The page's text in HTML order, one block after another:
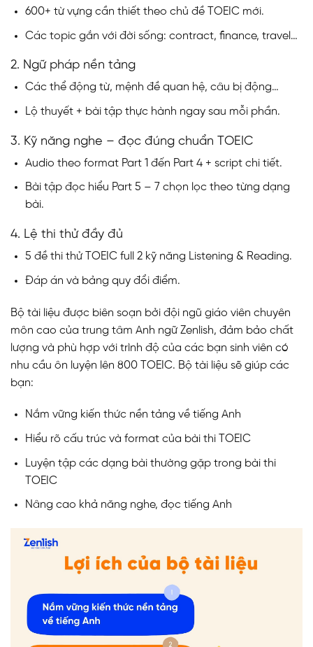
600+ từ vựng cần thiết theo chủ đề TOEIC mới.
Các topic gắn với đời sống: contract, finance, travel…
2. Ngữ pháp nền tảng
Các thể động từ, mệnh đề quan hệ, câu bị động…
Lộ thuyết + bài tập thực hành ngay sau mỗi phần.
3. Kỹ năng nghe – đọc đúng chuẩn TOEIC
Audio theo format Part 1 đến Part 4 + script chi tiết.
Bài tập đọc hiểu Part 5 – 7 chọn lọc theo từng dạng
bài.
4. Lệ thi thử đầy đủ
5 đề thi thử TOEIC full 2 kỹ năng Listening & Reading.
Đáp án và bảng quy đổi điểm.
Bộ tài liệu được biên soạn bởi đội ngũ giáo viên chuyên
môn cao của trung tâm Anh ngữ Zenlish, đảm bảo chất
lượng và phù hợp với trình độ của các bạn sinh viên có
nhu cầu ôn luyện lên 800 TOEIC. Bộ tài liệu sẽ giúp các
bạn:
Nắm vững kiến thức nền tảng về tiếng Anh
Hiểu rõ cấu trúc và format của bài thi TOEIC
Luyện tập các dạng bài thường gặp trong bài thi
TOEIC
Nâng cao khả năng nghe, đọc tiếng Anh